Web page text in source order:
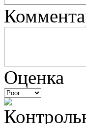
Оценка